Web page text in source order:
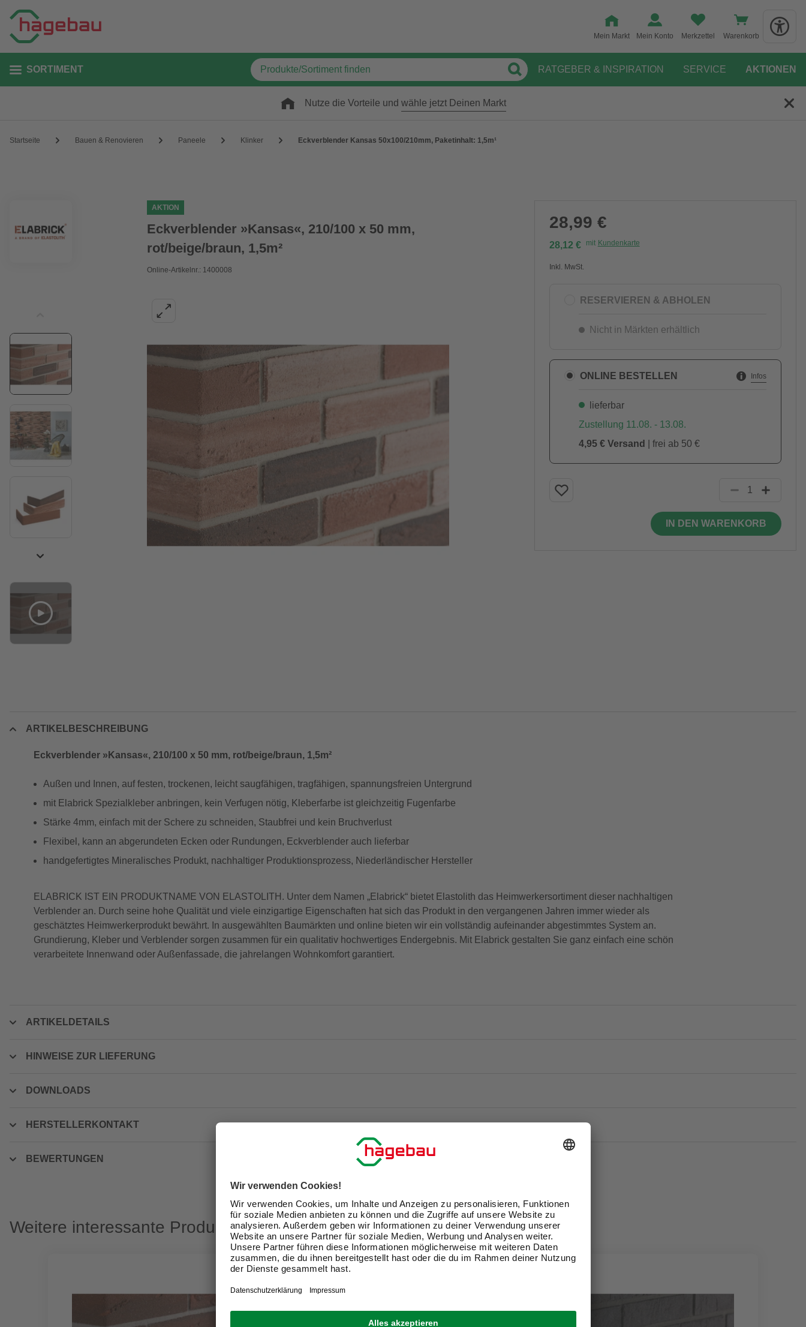
Mein Markt Mein Konto Merkzettel Warenkorb
SORTIMENT RATGEBER & INSPIRATION SERVICE AKTIONEN
Nutze die Vorteile und wähle jetzt Deinen Markt
Startseite Bauen & Renovieren Paneele Klinker Eckverblender Kansas 50x100/210mm, Paketinhalt: 1,5m¹
AKTION
Eckverblender »Kansas«, 210/100 x 50 mm,
rot/beige/braun, 1,5m²
Online-Artikelnr.: 1400008
28,99 €
28,12 € mit Kundenkarte
Inkl. MwSt.
RESERVIEREN & ABHOLEN
Nicht in Märkten erhältlich
ONLINE BESTELLEN Infos
lieferbar
Zustellung 11.08. - 13.08.
4,95 € Versand
| frei ab 50 €
IN DEN WARENKORB
ARTIKELBESCHREIBUNG
Eckverblender »Kansas«, 210/100 x 50 mm, rot/beige/braun, 1,5m²
Außen und Innen, auf festen, trockenen, leicht saugfähigen, tragfähigen, spannungsfreien Untergrund
mit Elabrick Spezialkleber anbringen, kein Verfugen nötig, Kleberfarbe ist gleichzeitig Fugenfarbe
Stärke 4mm, einfach mit der Schere zu schneiden, Staubfrei und kein Bruchverlust
Flexibel, kann an abgerundeten Ecken oder Rundungen, Eckverblender auch lieferbar
handgefertigtes Mineralisches Produkt, nachhaltiger Produktionsprozess, Niederländischer Hersteller
ELABRICK IST EIN PRODUKTNAME VON ELASTOLITH. Unter dem Namen „Elabrick“ bietet Elastolith das Heimwerkersortiment dieser nachhaltigen
Verblender an. Durch seine hohe Qualität und viele einzigartige Eigenschaften hat sich das Produkt in den vergangenen Jahren immer wieder als
geschätztes Heimwerkerprodukt bewährt. In ausgewählten Baumärkten und online bieten wir ein vollständig aufeinander abgestimmtes System an.
Grundierung, Kleber und Verblender sorgen zusammen für ein qualitativ hochwertiges Endergebnis. Mit Elabrick gestalten Sie ganz einfach eine schön
verarbeitete Innenwand oder Außenfassade, die jahrelangen Wohnkomfort garantiert.
ARTIKELDETAILS
HINWEISE ZUR LIEFERUNG
DOWNLOADS
HERSTELLERKONTAKT
BEWERTUNGEN
Weitere interessante Produkte